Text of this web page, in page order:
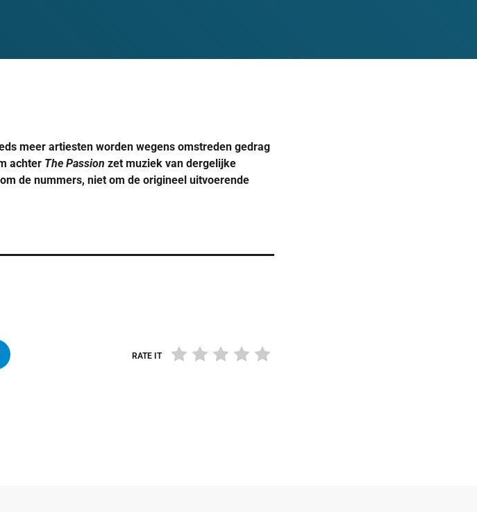
meer artiesten worden wegens omstreden gedrag
achter The Passion zet muziek van dergelijke
de nummers, niet om de origineel uitvoerende
RATE IT